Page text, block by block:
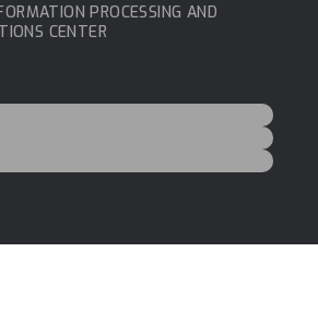
PROCESSING AND
CENTER